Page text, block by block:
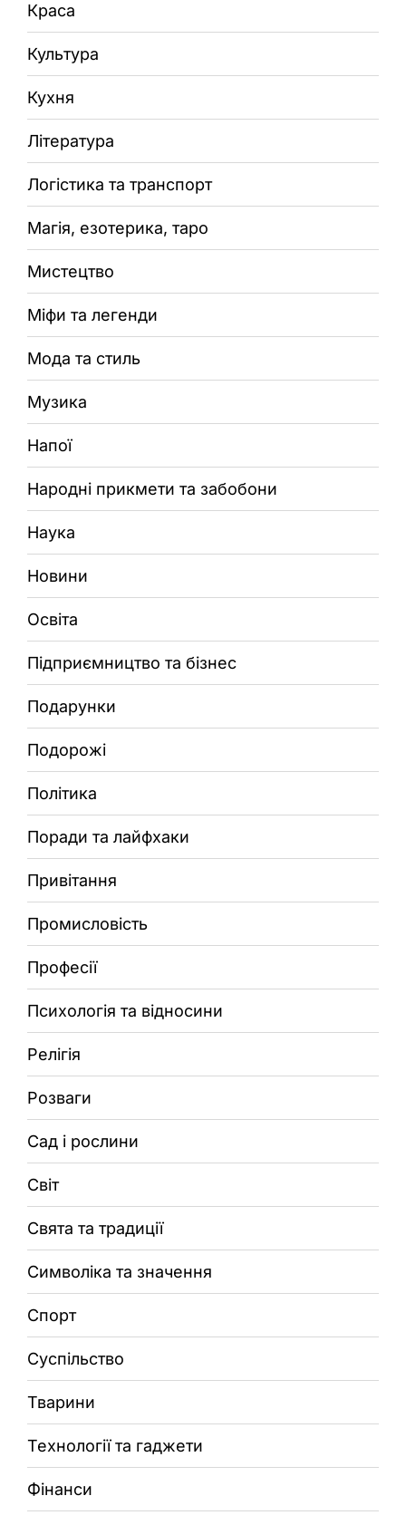
Краса
Культура
Кухня
Література
Логістика та транспорт
Магія, езотерика, таро
Мистецтво
Міфи та легенди
Мода та стиль
Музика
Напої
Народні прикмети та забобони
Наука
Новини
Освіта
Підприємництво та бізнес
Подарунки
Подорожі
Політика
Поради та лайфхаки
Привітання
Промисловість
Професії
Психологія та відносини
Релігія
Розваги
Сад і рослини
Світ
Свята та традиції
Символіка та значення
Спорт
Суспільство
Тварини
Технології та гаджети
Фінанси